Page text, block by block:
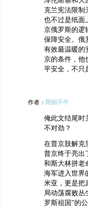
克兰宪法限制
也不过是纸面
京俄罗斯的逻
保障安全。俄
有效最温暖的
京的条件，他
平安全，不只
作者： 阿妞不牛
俺此文结尾时
不对劲？
在普京肢解克
普京终于亮出
和斯大林拼
海军进入世界
米亚，更是把
局动荡腐败丛
罗斯祖国”的